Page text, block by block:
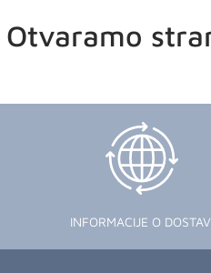
Otvaramo
INFORMACIJE O